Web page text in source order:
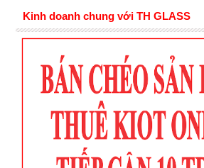
Kinh doanh chung với TH GLASS